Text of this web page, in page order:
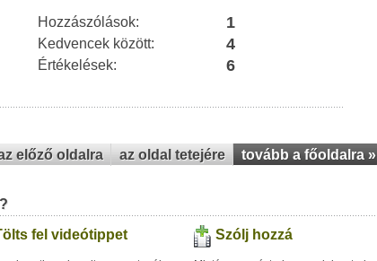
Hozzászólások: 1
Kedvencek között: 4
Értékelések: 6
előző oldalra az oldal tetejére tovább a főoldalra »
fel videótippet Szólj hozzá